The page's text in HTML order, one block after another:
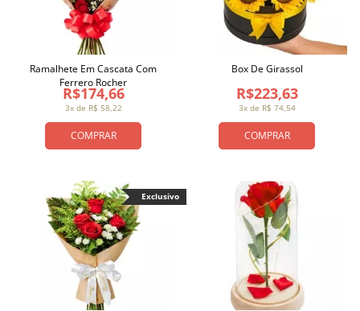
COMPRAR
3x de R$ 58,22
R$174,66
Ramalhete Em Cascata Com
Ferrero Rocher
COMPRAR
3x de R$ 74,54
R$223,63
Box De Girassol
Exclusivo